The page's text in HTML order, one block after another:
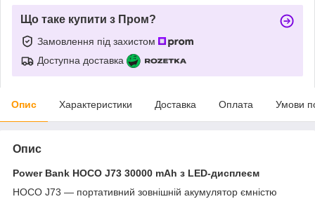
Що таке купити з Пром?
Замовлення під захистом
Доступна доставка
Опис Характеристики Доставка Оплата Умови
Опис
Power Bank HOCO J73 30000 mAh з LED-дисплеєм
HOCO J73 — портативний зовнішній акумулятор ємністю